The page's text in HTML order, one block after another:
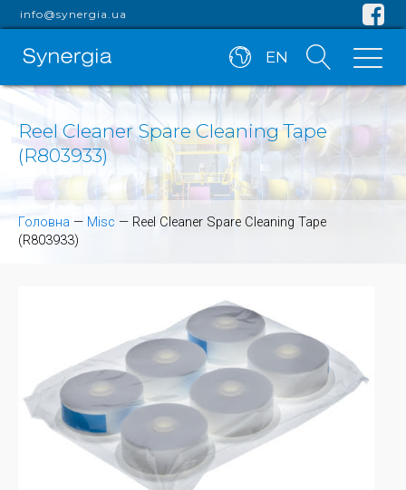
info@synergia.ua
EN
Reel Cleaner Spare Cleaning Tape
(R803933)
Головна — Misc — Reel Cleaner Spare Cleaning Tape
(R803933)